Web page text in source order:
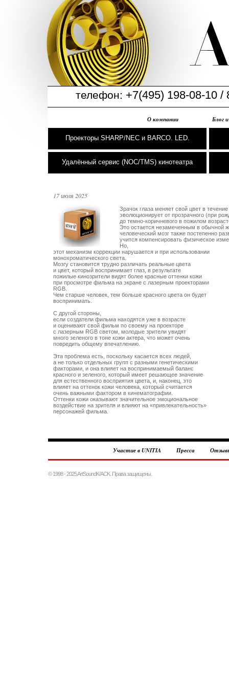
телефон: +7(495) 198-08-10 /
О компании Блог
Проекторы SHARP/NEC и BARCO. LED.
Удалённый сервис (NOC/TMS) кинотеатра
17 июля 2025
Зрачок глаза меняет свой цвет в
эволюционирует от прозрачного (при
до темно-коричневого в пожилом
Это остается незамеченным в обычной
человеческий мозг также постепенно
учится компенсировать физическое
Но,
этот механизм коррекции нарушается и при использовании
монохроматического света.
Мозгу становится трудно различать реальные цвета
и цвет, который воспринимает глаз, в результате
пожилые кинозрители видят более красные оттенки кожи
при просмотре фильма на экране с лазерным проекторами
RGB.
Чем старше человек, тем больше красного цвета он будет
воспринимать.
С другой стороны,
если создатели фильма находятся уже в возрасте
и оценивают свой фильм по своему на проекторе
с лазерным RGB светом, молодые зрители увидят
много зеленого в тоне кожи актера, что может очень
повредить общему впечатлению.
Эта проблема есть, поскольку касается всех людей,
а не только отдельных групп с разными генетическими
факторами, и она влияет на воспринимаемый баланс
красного и зеленого, который имеет решающее значение
для естественного восприятия цвета, и, наконец, это
влияет на оттенок кожи человека, который считается
очень важными фактором в кинематографии.
Оттенки кожи оказывают значительное эмоциональное
воздействие на зрителя и влияют на «привлекательность»
Участие в UNITIA Пресса
© 1998 - 2025 ArtSoundK/ACK. Права защищены.